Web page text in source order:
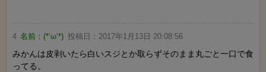
4 名前： (*‘ω‘*) 投稿日： 2017年1月13日 20:08:56
みかんは皮剥いたら白いスジとか取らずそのまま丸ごと一口で食
ってる。